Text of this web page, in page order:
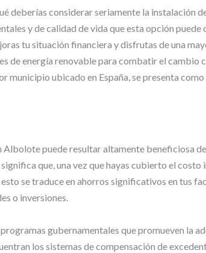
deberías considerar seriamente la instalación
y de calidad de vida que esta opción
tu situación financiera y disfrutas de una
de energía renovable para combatir el cambio
municipio ubicado en España, se presenta
Albolote puede resultar altamente beneficiosa
que, una vez que hayas cubierto el
se traduce en ahorros significativos en tus
o inversiones.
gubernamentales que promueven la
los sistemas de compensación de